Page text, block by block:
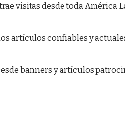
visitas desde toda América
artículos confiables y
banners y artículos